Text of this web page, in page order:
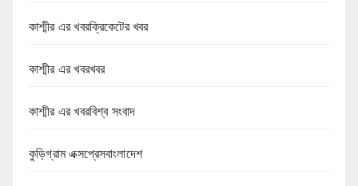
কাশ্মীর এর খবরক্রিকেটের খবর
কাশ্মীর এর খবরখবর
কাশ্মীর এর খবরবিশ্ব সংবাদ
কুড়িগ্রাম এক্সপ্রেসবাংলাদেশ